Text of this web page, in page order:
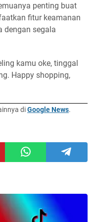
penting buat
fitur keamanan
dengan segala
kamu oke, tinggal
Happy shopping,
diGoogle News.